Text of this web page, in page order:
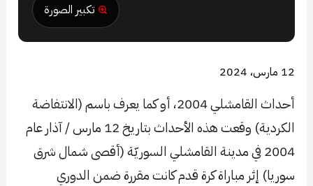
تكبير الصورة
12 مارس، 2024
أحداث القامشلي 2004، أو كما يعرف باسم (الانتفاضة
الكردية) وقعت هذه الأحداث بتاريخ 12 مارس / آذار عام
2004 في مدينة القامشلي السوريّة (أقصى شمال شرق
سوريا) إثر مباراة كرة قدم كانت مقررة ضمن الدوري